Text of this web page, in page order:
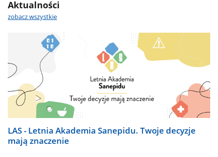
Aktualności
zobacz wszystkie
LAS - Letnia Akademia Sanepidu. Twoje decyzje
mają znaczenie